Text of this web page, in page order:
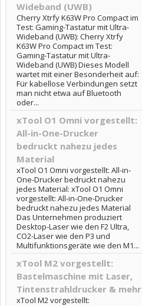
Wideband (UWB)
Cherry Xtrfy K63W Pro Compact im
Test: Gaming-Tastatur mit Ultra-
Wideband (UWB): Cherry Xtrfy
K63W Pro Compact im Test:
Gaming-Tastatur mit Ultra-
Wideband (UWB) Dieses Modell
wartet mit einer Besonderheit auf:
Für kabellose Verbindungen setzt
man nicht etwa auf Bluetooth
oder...
xTool O1 Omni vorgestellt:
All-in-One-Drucker
bedruckt nahezu jedes
Material
xTool O1 Omni vorgestellt: All-in-
One-Drucker bedruckt nahezu
jedes Material: xTool O1 Omni
vorgestellt: All-in-One-Drucker
bedruckt nahezu jedes Material
Das Unternehmen produziert
Desktop-Laser wie den F2 Ultra,
CO2-Laser wie den P3 und
Multifunktionsgeräte wie den M1...
xTool M2 vorgestellt:
Bastelmaschine mit Laser,
Tintenstrahldrucker & mehr
xTool M2 vorgestellt: